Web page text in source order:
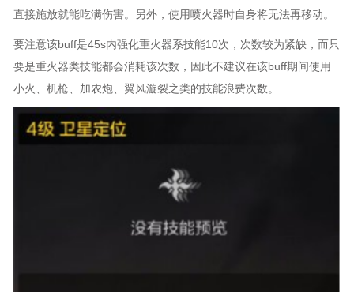
直接施放就能吃满伤害。另外，使用喷火器时自身将无法再移动。
要注意该buff是45s内强化重火器系技能10次，次数较为紧缺，而只
要是重火器类技能都会消耗该次数，因此不建议在该buff期间使用
小火、机枪、加农炮、翼风漩裂之类的技能浪费次数。